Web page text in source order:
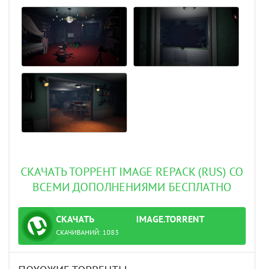
СКАЧАТЬ ТОРРЕНТ IMAGE REPACK (RUS) СО
ВСЕМИ ДОПОЛНЕНИЯМИ БЕСПЛАТНО
СКАЧАТЬ
ТОРРЕНТ
IMAGE.TORRENT
СКАЧИВАНИЙ: 1083